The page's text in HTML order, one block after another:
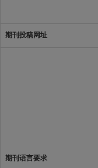
期刊投稿网址
期刊语言要求